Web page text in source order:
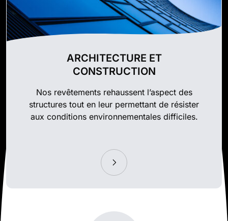
ARCHITECTURE ET
CONSTRUCTION
Nos revêtements rehaussent l’aspect des
structures tout en leur permettant de résister
aux conditions environnementales difficiles.